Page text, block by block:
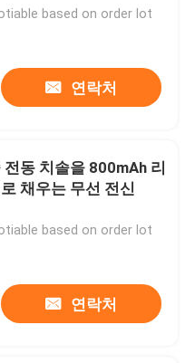
based on order lot
연락처
동 치솔을 800mAh 리
채우는 무선 전신
based on order lot
연락처